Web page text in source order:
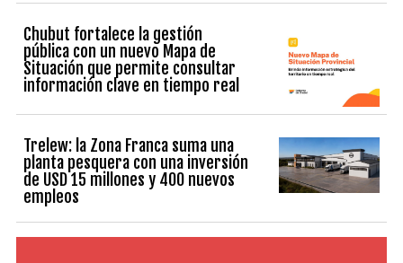
Chubut fortalece la gestión
pública con un nuevo Mapa de
Situación que permite consultar
información clave en tiempo real
Trelew: la Zona Franca suma una
planta pesquera con una inversión
de USD 15 millones y 400 nuevos
empleos